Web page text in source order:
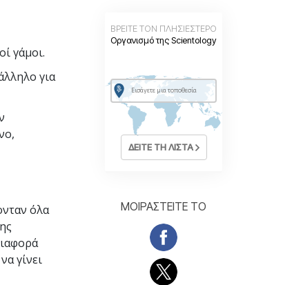
γάμοι.
για
όλα
γίνει
ΒΡΕΙΤΕ ΤΟΝ ΠΛΗΣΙΕΣΤΕΡΟ
Οργανισμό της Scientology
ΔΕΙΤΕ ΤΗ ΛΙΣΤΑ
ΜΟΙΡΑΣΤΕΙΤΕ ΤΟ